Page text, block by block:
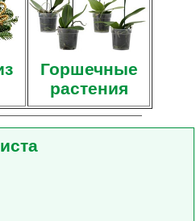
Горшечные
растения